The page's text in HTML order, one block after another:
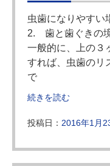
虫歯になりやす
2. 歯と歯ぐきの
一般的に、上の３
すれば、虫歯のリ
で
続きを読む
投稿日： 2016年1月